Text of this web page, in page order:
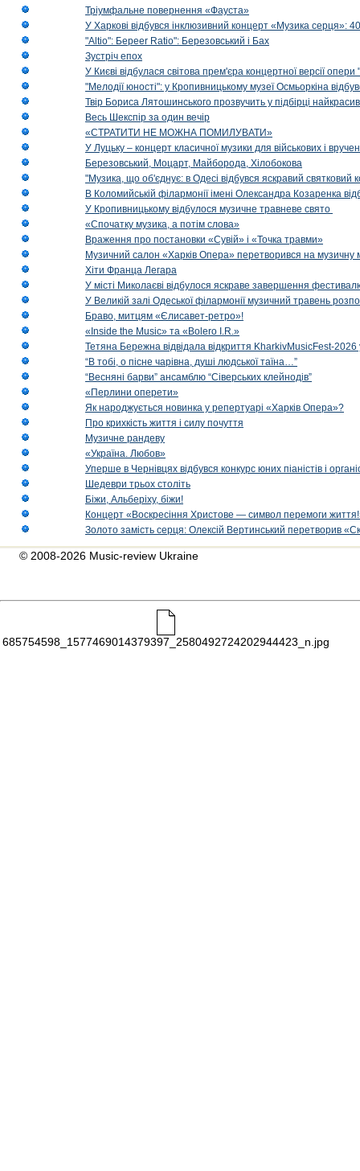
Тріумфальне повернення «Фауста»
У Харкові відбувся інклюзивний концерт «Музика серця»:
"Altio": Береer Ratio": Березовський і Бах
Зустріч епох
У Києві відбулася світова прем'єра концертної версії
"Мелодії юності": у Кропивницькому музеї Осмьоркіна
Твір Бориса Лятошинського прозвучить у підбірці
Весь Шекспір за один вечір
«СТРАТИТИ НЕ МОЖНА ПОМИЛУВАТИ»
У Луцьку – концерт класичної музики для військових і
Березовський, Моцарт, Майборода, Хілобокова
"Музика, що об'єднує: в Одесі відбувся яскравий
В Коломийській філармонії імені Олександра Козаренка
У Кропивницькому відбулося музичне травневе свято
«Спочатку музика, а потім слова»
Враження про постановки «Сувій» і «Точка травми»
Музичний салон «Харків Опера» перетворився на музичну
Хіти Франца Легара
У місті Миколаєві відбулося яскраве завершення
У Великій залі Одеської філармонії музичний травень
Браво, митцям «Єлисавет-ретро»!
«Inside the Music» та «Bolero I.R.»
Тетяна Бережна відвідала відкриття KharkivMusicFest-2026
“В тобі, о пісне чарівна, душі людської таїна…”
“Весняні барви” ансамблю “Сіверських клейнодів”
«Перлини оперети»
Як народжується новинка у репертуарі «Харків Опера»?
Про крихкість життя і силу почуття
Музичне рандеву
«Україна. Любов»
Уперше в Чернівцях відбувся конкурс юних піаністів і
Шедеври трьох століть
Біжи, Альберіху, біжи!
Концерт «Воскресіння Христове — символ перемоги
Золото замість серця: Олексій Вертинський перетворив
© 2008-2026 Music-review Ukraine
685754598_1577469014379397_2580492724202944423_n.jpg